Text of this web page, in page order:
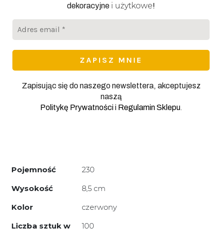
dekoracyjne i użytkowe!
Zapisując się do naszego newslettera, akceptujesz
naszą
Politykę Prywatnościi Regulamin Sklepu
Pojemność
230
Wysokość
8,5 cm
Kolor
czerwony
Liczba sztuk w
100